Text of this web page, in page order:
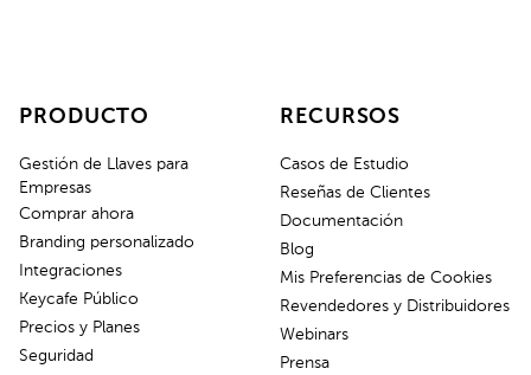
PRODUCTO
Gestión de Llaves para
Empresas
Comprar ahora
Branding personalizado
Integraciones
Keycafe Público
Precios y Planes
Seguridad
RECURSOS
Casos de Estudio
Reseñas de Clientes
Documentación
Blog
Mis Preferencias de Cookies
Revendedores y Distribuidores
Webinars
Prensa